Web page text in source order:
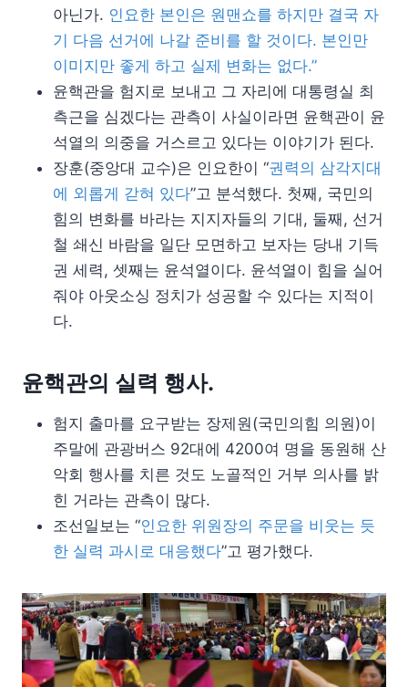
아닌가. 인요한 본인은 원맨쇼를 하지만 결국 자
기 다음 선거에 나갈 준비를 할 것이다. 본인만
이미지만 좋게 하고 실제 변화는 없다.”
윤핵관을 험지로 보내고 그 자리에 대통령실 최
측근을 심겠다는 관측이 사실이라면 윤핵관이 윤
석열의 의중을 거스르고 있다는 이야기가 된다.
장훈(중앙대 교수)은 인요한이 “권력의 삼각지대
에 외롭게 갇혀 있다”고 분석했다. 첫째, 국민의
힘의 변화를 바라는 지지자들의 기대, 둘째, 선거
철 쇄신 바람을 일단 모면하고 보자는 당내 기득
권 세력, 셋째는 윤석열이다. 윤석열이 힘을 실어
줘야 아웃소싱 정치가 성공할 수 있다는 지적이
다.
윤핵관의 실력 행사.
험지 출마를 요구받는 장제원(국민의힘 의원)이
주말에 관광버스 92대에 4200여 명을 동원해 산
악회 행사를 치른 것도 노골적인 거부 의사를 밝
힌 거라는 관측이 많다.
조선일보는 “인요한 위원장의 주문을 비웃는 듯
한 실력 과시로 대응했다”고 평가했다.